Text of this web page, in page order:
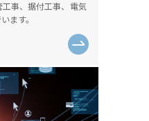
事、据付工事、電気
ます。